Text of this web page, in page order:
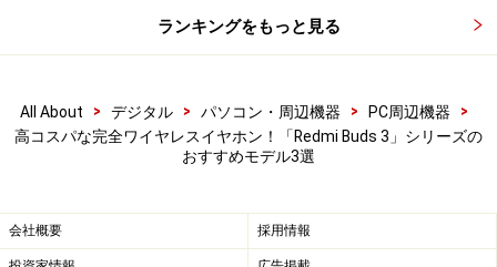
載していますので、雨天や汗などでも安心して利用でき
Redmi Buds 3 Liteは、安価なのでお試しで利用する人に
おすすめです。Redmi Budsシリーズの使いやすさを手軽
完全ワイヤレスイヤホンをまず試してみたい人は、コス
ランキングをもっと見る
All About > デジタル > パソコン・周辺機器 > PC周辺機器
>
高コスパな完全ワイヤレスイヤホン！「Redmi Buds 3」シリーズの
おすすめモデル3選
会社概要 採用情報